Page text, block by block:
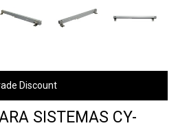
Discount
SISTEMAS CY-